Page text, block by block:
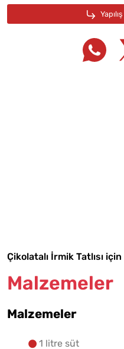
Çikolatalı İrmik Tatlısı için
Malzemeler
Malzemeler
1 litre süt